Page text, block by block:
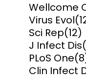
Wellcome
Virus Evol
Sci Rep(12)
J Infect Dis
PLoS One
Clin Infect